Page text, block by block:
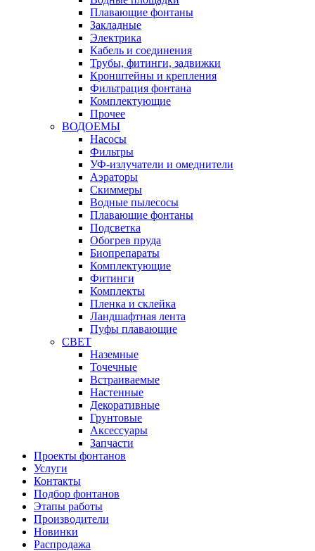
Плавающие фонтаны
Закладные
Электрика
Кабель и соединения
Трубы, фитинги, задвижки
Кронштейны и крепления
Фильтрация фонтана
Комплектующие
Прочее
ВОДОЕМЫ
Насосы
Фильтры
УФ-излучатели и омеднители
Аэраторы
Cкиммеры
Водные пылесосы
Плавающие фонтаны
Подсветка
Обогрев пруда
Биопрепараты
Комплектующие
Фитинги
Комплекты
Пленка и склейка
Ландшафтная лента
Пуфы плавающие
СВЕТ
Наземные
Точечные
Встраиваемые
Настенные
Декоративные
Грунтовые
Аксессуары
Запчасти
Проекты фонтанов
Услуги
Контакты
Подбор фонтанов
Этапы работы
Производители
Новинки
Распродажа